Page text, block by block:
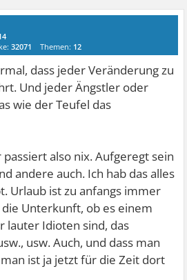
32071 Themen: 12
dass jeder Veränderung zu
Und jeder Ängstler oder
wie der Teufel das
passiert also nix. Aufgeregt sein
andere auch. Ich hab das alles
Urlaub ist zu anfangs immer
die Unterkunft, ob es einem
lauter Idioten sind, das
usw. Auch, und dass man
ist ja jetzt für die Zeit dort